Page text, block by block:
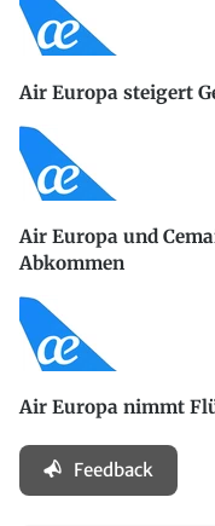
Air Europa steigert
Air Europa und
Abkommen
Air Europa nimmt
Feedback